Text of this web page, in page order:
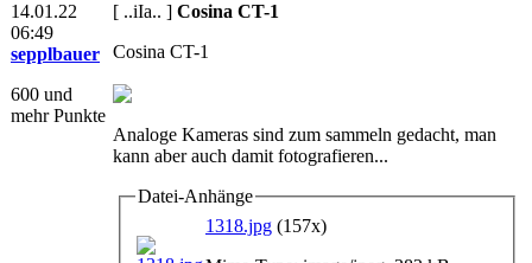
14.01.22
06:49
sepplbauer
600 und
mehr Punkte
[ ..iIa.. ] Cosina CT-1
Cosina CT-1
Analoge Kameras sind zum sammeln gedacht, man
kann aber auch damit fotografieren...
Datei-Anhänge
1318.jpg (157x)